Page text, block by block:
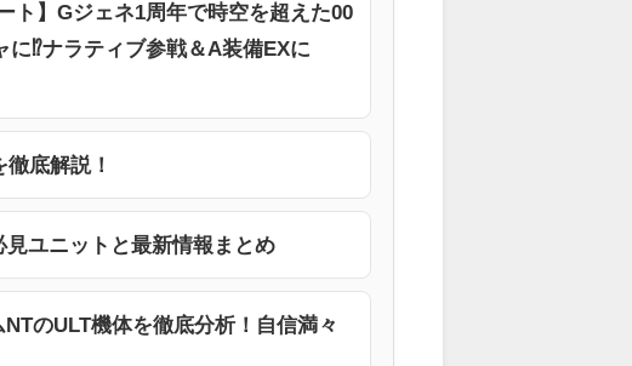
ト】Gジェネ1周年で時空を超えた00
⁉️ナラティブ参戦＆A装備EXに
底解説！
ユニットと最新情報まとめ
のULT機体を徹底分析！自信満々